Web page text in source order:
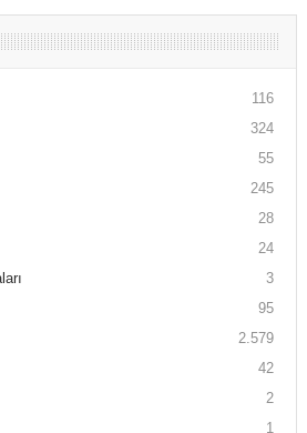
116
324
55
245
28
24
3
95
2.579
42
2
1